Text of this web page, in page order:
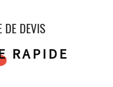
DE DEVIS
RAPIDE